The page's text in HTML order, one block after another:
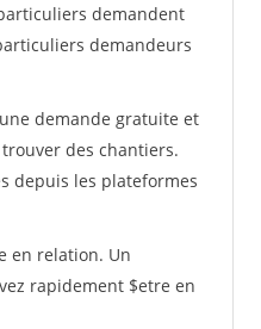
demandent
demandeurs
demande gratuite et
des chantiers.
depuis les plateformes
en relation. Un
rapidement $etre en